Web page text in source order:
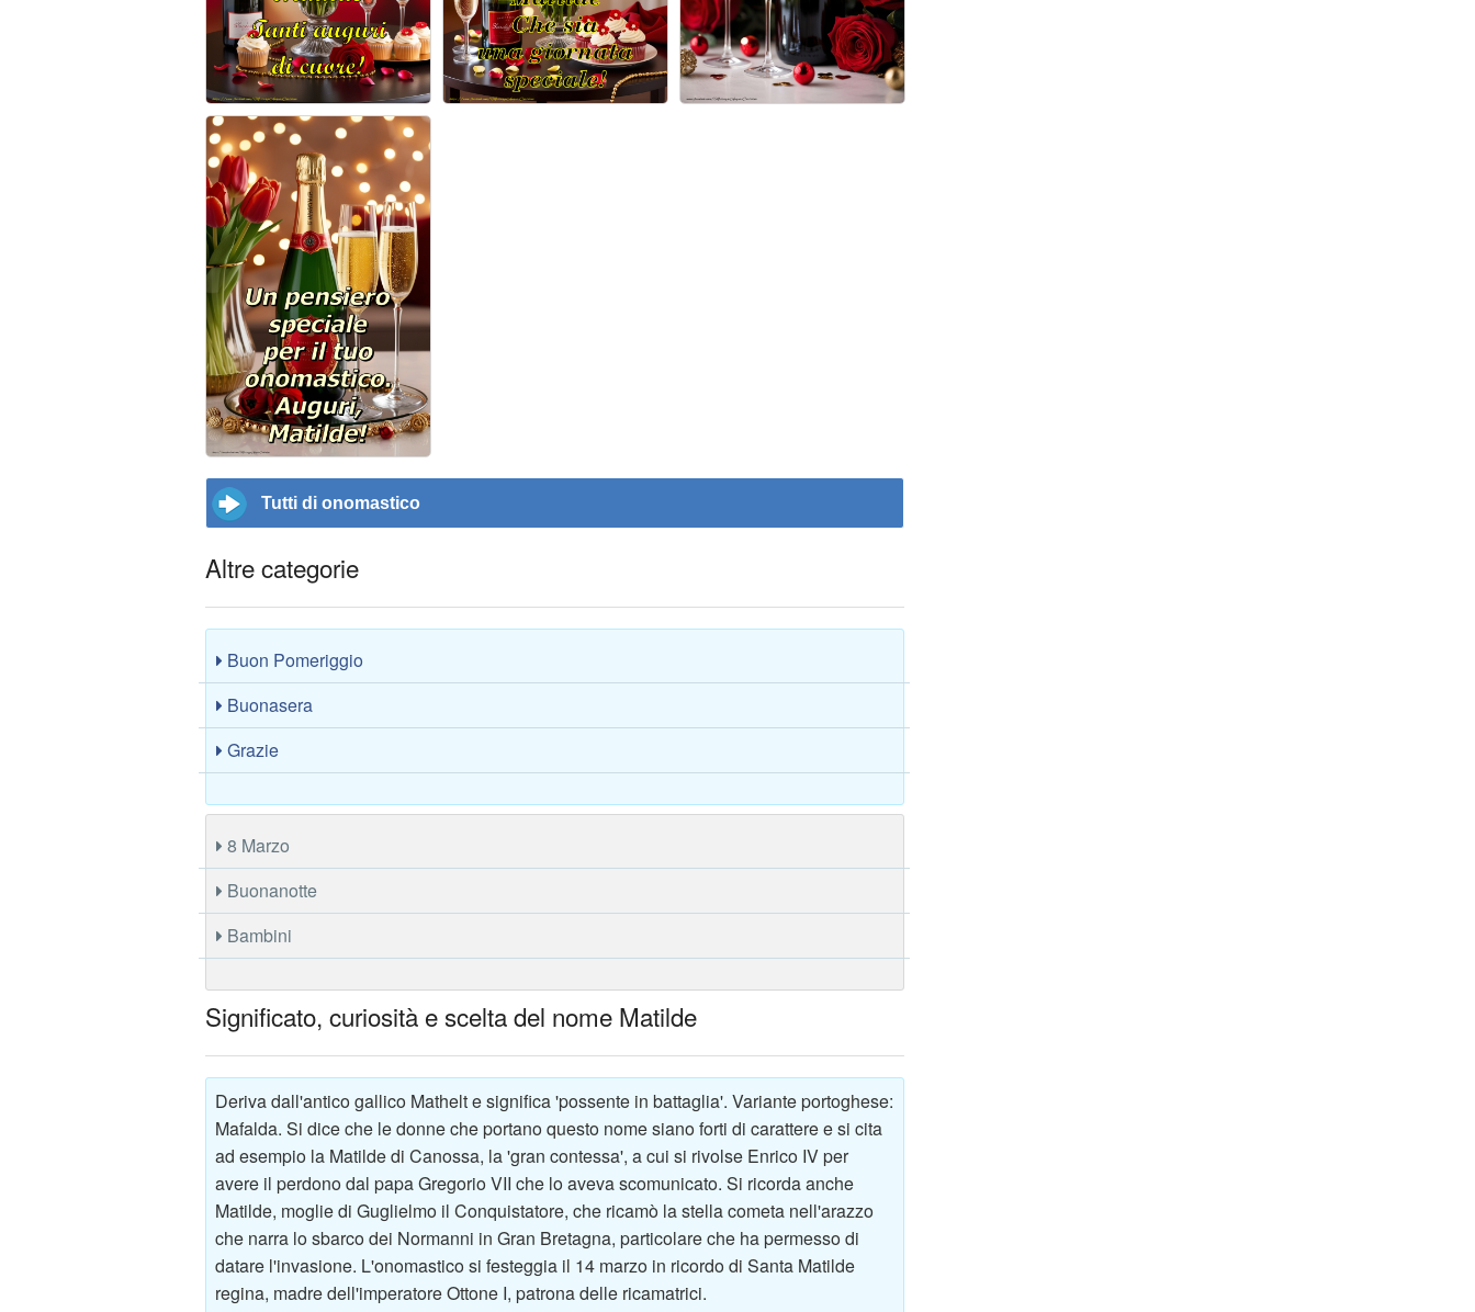
Tutti di onomastico
Altre categorie
Buon Pomeriggio
Buonasera
Grazie
8 Marzo
Buonanotte
Bambini
Significato, curiosità e scelta del nome Matilde
Deriva dall'antico gallico Mathelt e significa 'possente in battaglia'. Variante portoghese:
Mafalda. Si dice che le donne che portano questo nome siano forti di carattere e si cita
ad esempio la Matilde di Canossa, la 'gran contessa', a cui si rivolse Enrico IV per
avere il perdono dal papa Gregorio VII che lo aveva scomunicato. Si ricorda anche
Matilde, moglie di Guglielmo il Conquistatore, che ricamò la stella cometa nell'arazzo
che narra lo sbarco dei Normanni in Gran Bretagna, particolare che ha permesso di
datare l'invasione. L'onomastico si festeggia il 14 marzo in ricordo di Santa Matilde
regina, madre dell'imperatore Ottone I, patrona delle ricamatrici.